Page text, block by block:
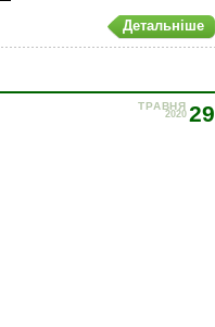
Детальніше
29
ТРАВНЯ
2020